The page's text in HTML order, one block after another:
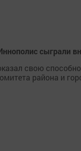
сыграли
свою
района и